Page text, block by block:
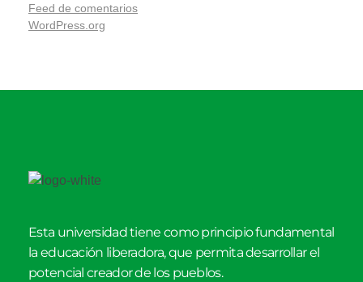
Feed de comentarios
WordPress.org
Esta universidad tiene como principio fundamental
la educación liberadora, que permita desarrollar el
potencial creador de los pueblos.